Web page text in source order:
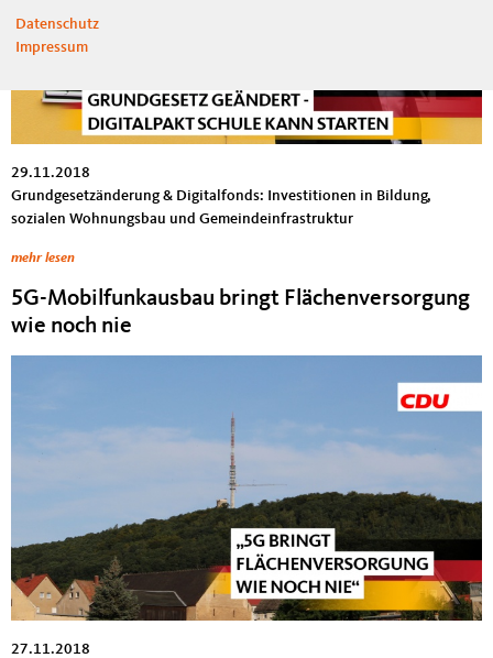
29.11.2018
Grundgesetzänderung & Digitalfonds: Investitionen in Bildung,
sozialen Wohnungsbau und Gemeindeinfrastruktur
mehr lesen
5G-Mobilfunkausbau bringt Flächenversorgung
wie noch nie
27.11.2018
Datenschutz
Impressum